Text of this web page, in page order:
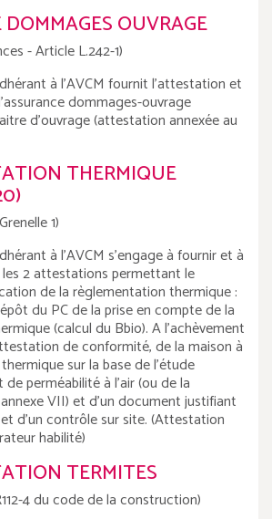
OUVRAGE
- Article L.242-1)
à l'AVCM fournit l'attestation et
dommages-ouvrage
d'ouvrage (attestation annexée au
THERMIQUE
1)
à l'AVCM s'engage à fournir et à
2 attestations permettant le
de la règlementation thermique :
du PC de la prise en compte de la
(calcul du Bbio). A l'achèvement
de conformité, de la maison à
sur la base de l'étude
perméabilité à l'air (ou de la
VII) et d'un document justifiant
d'un contrôle sur site. (Attestation
habilité)
TERMITES
4 du code de la construction)